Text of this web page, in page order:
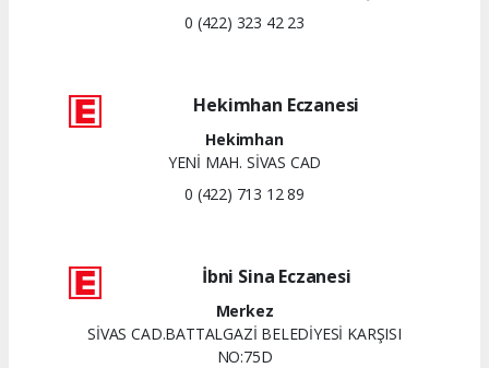
0 (422) 323 42 23
Hekimhan Eczanesi
Hekimhan
YENİ MAH. SİVAS CAD
0 (422) 713 12 89
İbni Sina Eczanesi
Merkez
SİVAS CAD.BATTALGAZİ BELEDİYESİ KARŞISI
NO:75D